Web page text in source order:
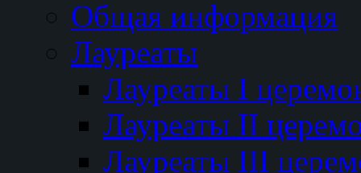
Общая информация
Лауреаты
Лауреаты I
Лауреаты II
Лауреаты III